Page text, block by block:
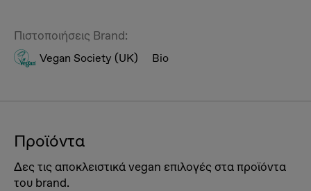
Πιστοποιήσεις Brand:
Vegan Society (UK) Bio
Προϊόντα
Δες τις αποκλειστικά vegan επιλογές στα προϊόντα
του brand.